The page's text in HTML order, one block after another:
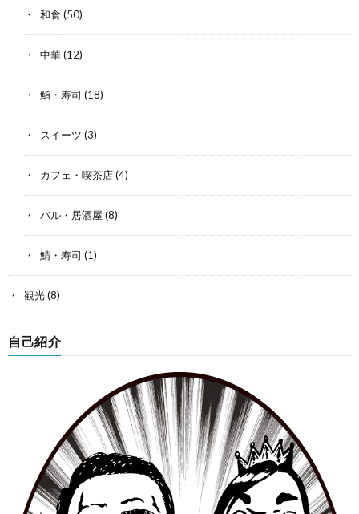
和食 (50)
中華(12)
鮨・寿司 (18)
スイーツ (3)
カフェ・喫茶店(4)
バル・居酒屋 (8)
鯖・寿司 (1)
観光(8)
自己紹介